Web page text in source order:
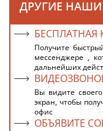
ДРУГИЕ НАШИ
БЕСПЛАТНАЯ
Получите
мессенджере ,
дальнейших
Вы видите
экран, чтобы
офис
ОБЪЯВИТЕ